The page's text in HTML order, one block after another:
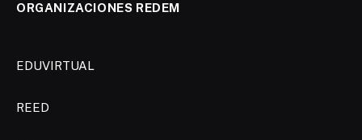
ORGANIZACIONES REDEM
EDUVIRTUAL
REED